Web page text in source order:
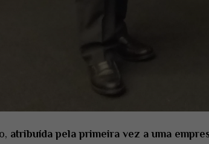
atribuída pela primeira vez a uma